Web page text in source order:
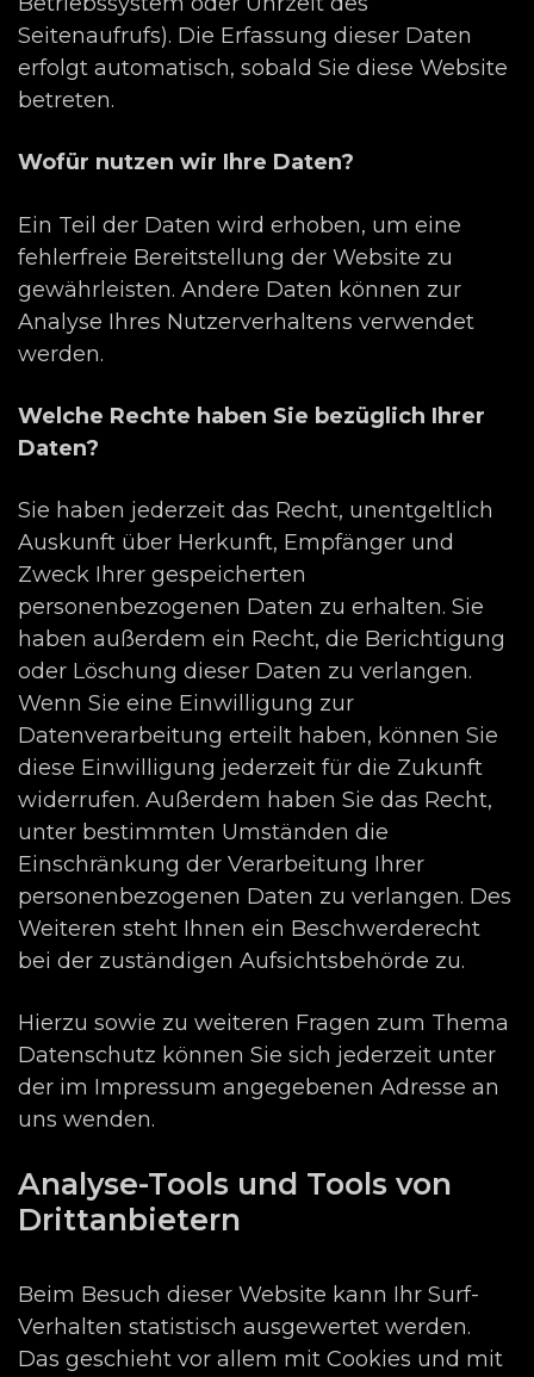
Seitenaufrufs). Die Erfassung dieser Daten
erfolgt automatisch, sobald Sie diese Website
betreten.
Wofür nutzen wir Ihre Daten?
Ein Teil der Daten wird erhoben, um eine
fehlerfreie Bereitstellung der Website zu
gewährleisten. Andere Daten können zur
Analyse Ihres Nutzerverhaltens verwendet
werden.
Welche Rechte haben Sie bezüglich Ihrer
Daten?
Sie haben jederzeit das Recht, unentgeltlich
Auskunft über Herkunft, Empfänger und
Zweck Ihrer gespeicherten
personenbezogenen Daten zu erhalten. Sie
haben außerdem ein Recht, die Berichtigung
oder Löschung dieser Daten zu verlangen.
Wenn Sie eine Einwilligung zur
Datenverarbeitung erteilt haben, können Sie
diese Einwilligung jederzeit für die Zukunft
widerrufen. Außerdem haben Sie das Recht,
unter bestimmten Umständen die
Einschränkung der Verarbeitung Ihrer
personenbezogenen Daten zu verlangen. Des
Weiteren steht Ihnen ein Beschwerderecht
bei der zuständigen Aufsichtsbehörde zu.
Hierzu sowie zu weiteren Fragen zum Thema
Datenschutz können Sie sich jederzeit unter
der im Impressum angegebenen Adresse an
uns wenden.
Analyse-Tools und Tools von
Drittanbietern
Beim Besuch dieser Website kann Ihr Surf-
Verhalten statistisch ausgewertet werden.
Das geschieht vor allem mit Cookies und mit